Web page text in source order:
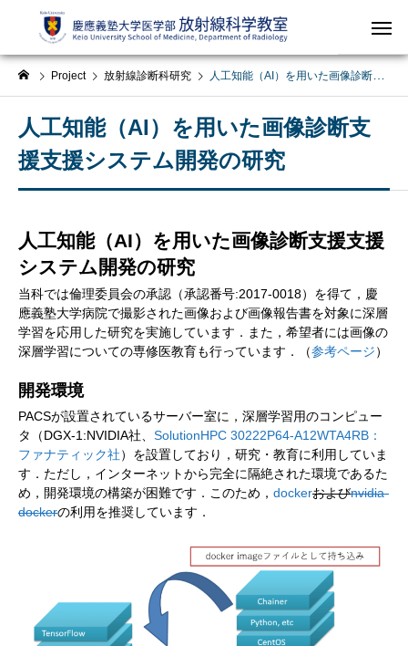
Project 放射線診断科研究 人工知能（AI）を用いた画像診断支援支援システム開発の研究
人工知能（AI）を用いた画像診断支
援支援システム開発の研究
人工知能（AI）を用いた画像診断支援支援
システム開発の研究
当科では倫理委員会の承認（承認番号:2017-0018）を得て，慶
應義塾大学病院で撮影された画像および画像報告書を対象に深層
学習を応用した研究を実施しています．また，希望者には画像の
深層学習についての専修医教育も行っています．（参考ページ）
開発環境
PACSが設置されているサーバー室に，深層学習用のコンピュー
タ（DGX-1:NVIDIA社、 SolutionHPC 30222P64-A12WTA4RB：
ファナティック社）を設置しており，研究・教育に利用していま
す．ただし，インターネットから完全に隔絶された環境であるた
め，開発環境の構築が困難です．このため， dockerおよびnvidia-
dockerの利用を推奨しています．